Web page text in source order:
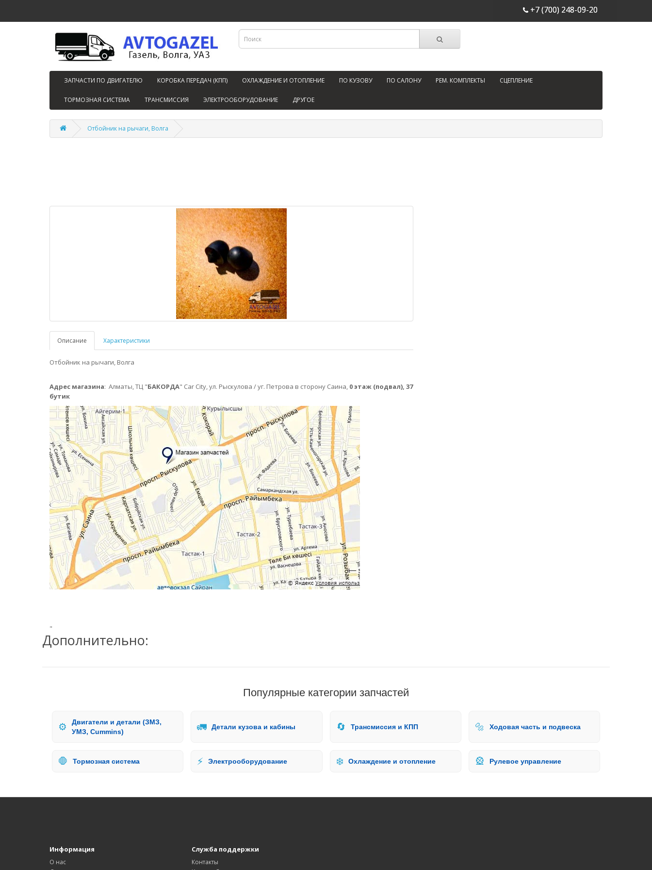
+7 (700) 248-09-20
ЗАПЧАСТИ ПО ДВИГАТЕЛЮ КОРОБКА ПЕРЕДАЧ (КПП) ОХЛАЖДЕНИЕ И ОТОПЛЕНИЕ ПО КУЗОВУ ПО САЛОНУ РЕМ. КОМПЛЕКТЫ СЦЕПЛЕНИЕ
ТОРМОЗНАЯ СИСТЕМА ТРАНСМИССИЯ ЭЛЕКТРООБОРУДОВАНИЕ ДРУГОЕ
Отбойник на рычаги, Волга
Описание Характеристики
Отбойник на рычаги, Волга
Адрес магазина: Алматы,ТЦ "БАКОРДА" Car City, ул. Рыскулова / уг. Петрова в сторону Саина, 0 этаж (подвал), 37
бутик
"
Дополнительно:
Популярные категории запчастей
⚙️
Двигатели и детали (ЗМЗ,
УМЗ, Cummins)
🚛 Детали кузова и кабины 🔄 Трансмиссия и КПП 🔩 Ходовая часть и подвеска
🛑 Тормозная система ⚡ Электрооборудование ❄️ Охлаждение и отопление 🎡 Рулевое управление
Информация
О нас
Служба поддержки
Контакты